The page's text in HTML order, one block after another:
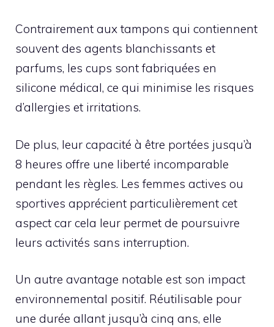
Contrairement aux tampons qui contiennent
souvent des agents blanchissants et
parfums, les cups sont fabriquées en
silicone médical, ce qui minimise les risques
d’allergies et irritations.
De plus, leur capacité à être portées jusqu’à
8 heures offre une liberté incomparable
pendant les règles. Les femmes actives ou
sportives apprécient particulièrement cet
aspect car cela leur permet de poursuivre
leurs activités sans interruption.
Un autre avantage notable est son impact
environnemental positif. Réutilisable pour
une durée allant jusqu’à cinq ans, elle